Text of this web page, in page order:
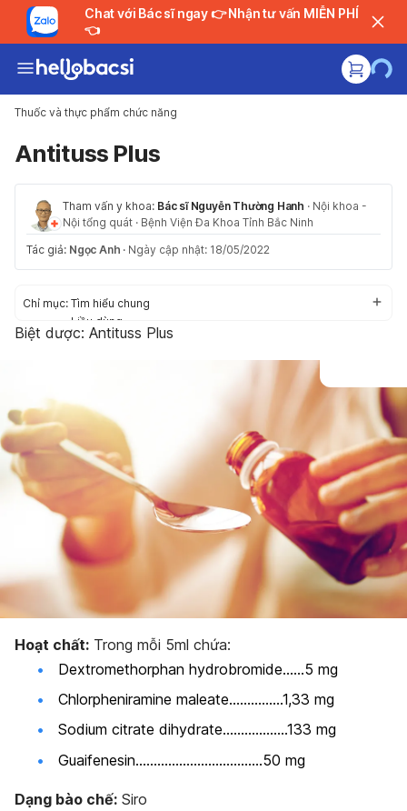
Chat với Bác sĩ ngay 👉 Nhận tư vấn MIỄN PHÍ
👈
Thuốc và thực phẩm chức năng
Antituss Plus
Tham vấn y khoa: Bác sĩ Nguyễn Thường Hanh · Nội khoa -
Nội tổng quát · Bệnh Viện Đa Khoa Tỉnh Bắc Ninh
Tác giả: Ngọc Anh · Ngày cập nhật: 18/05/2022
Chỉ mục: Tìm hiểu chung
Liều dùng
Cách dùng
Bảo quản thuốc
Biệt dược: Antituss Plus
Hoạt chất: Trong mỗi 5ml chứa:
Dextromethorphan hydrobromide……5 mg
Chlorpheniramine maleate……………1,33 mg
Sodium citrate dihydrate………………133 mg
Guaifenesin……………………………..50 mg
Dạng bào chế: Siro